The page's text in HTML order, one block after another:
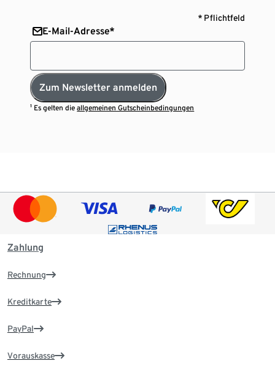
* Pflichtfeld
E-Mail-Adresse*
Zum Newsletter anmelden
¹ Es gelten dieallgemeinen Gutscheinbedingungen
Zahlung
Rechnung
Kreditkarte
PayPal
Vorauskasse